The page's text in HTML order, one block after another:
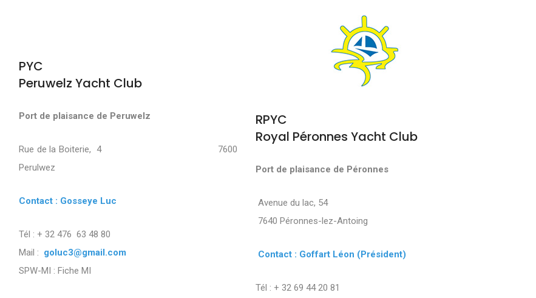
PYC
Peruwelz Yacht Club
Port de plaisance de Peruwelz
Rue de la Boiterie, 4 7600
Perulwez
Contact : Gosseye Luc
Tél : + 32 476 63 48 80
Mail : goluc3@gmail.com
SPW-MI : Fiche MI
RPYC
Royal Péronnes Yacht Club
Port de plaisance de Péronnes
Avenue du lac, 54
7640 Péronnes-lez-Antoing
Contact : Goffart Léon (Président)
Tél : + 32 69 44 20 81